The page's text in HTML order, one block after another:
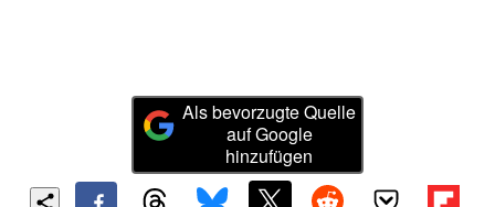
Als bevorzugte Quelle
auf Google
hinzufügen